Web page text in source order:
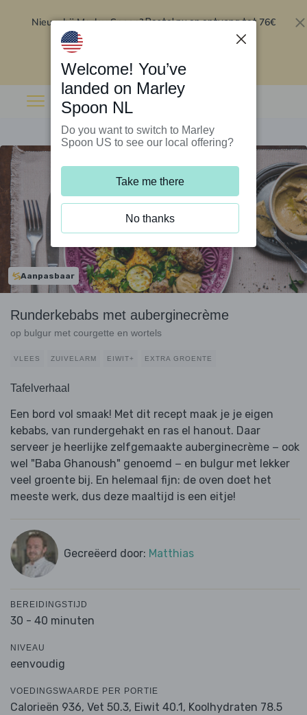
Nieuw bij Marley Spoon?Bestel nu en ontvang tot 76€
Aanpasbaar
Runderkebabs met auberginecrème
op bulgur met courgette en wortels
VLEES ZUIVELARM EIWIT+ EXTRA GROENTE
Tafelverhaal
Een bord vol smaak! Met dit recept maak je je eigen
kebabs, van rundergehakt en ras el hanout. Daar
serveer je heerlijke zelfgemaakte auberginecrème − ook
wel "Baba Ghanoush" genoemd − en bulgur met lekker
veel groente bij. En helemaal fijn: de oven doet het
meeste werk, dus deze maaltijd is een eitje!
Gecreëerd door: Matthias
BEREIDINGSTIJD
30 - 40 minuten
NIVEAU
eenvoudig
VOEDINGSWAARDE PER PORTIE
Calorieën 936, Vet 50.3, Eiwit 40.1, Koolhydraten 78.5
Welcome! You’ve
landed on Marley
Spoon NL
Do you want to switch to Marley
Spoon US to see our local offering?
Take me there
No thanks